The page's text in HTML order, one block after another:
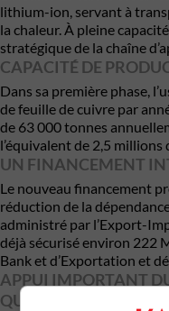
lithium-ion, servant à
la chaleur. À pleine
stratégique de la chaîne
CAPACITÉ DE
Dans sa première phase,
de feuille de cuivre par
de 63 000 tonnes
l’équivalent de 2,5
UN FINANCEMENT
Le nouveau financement
réduction de la
administré par l’Export-
déjà sécurisé environ 222
Bank et d’Exportation et
APPUI IMPORTANT
QUÉBEC